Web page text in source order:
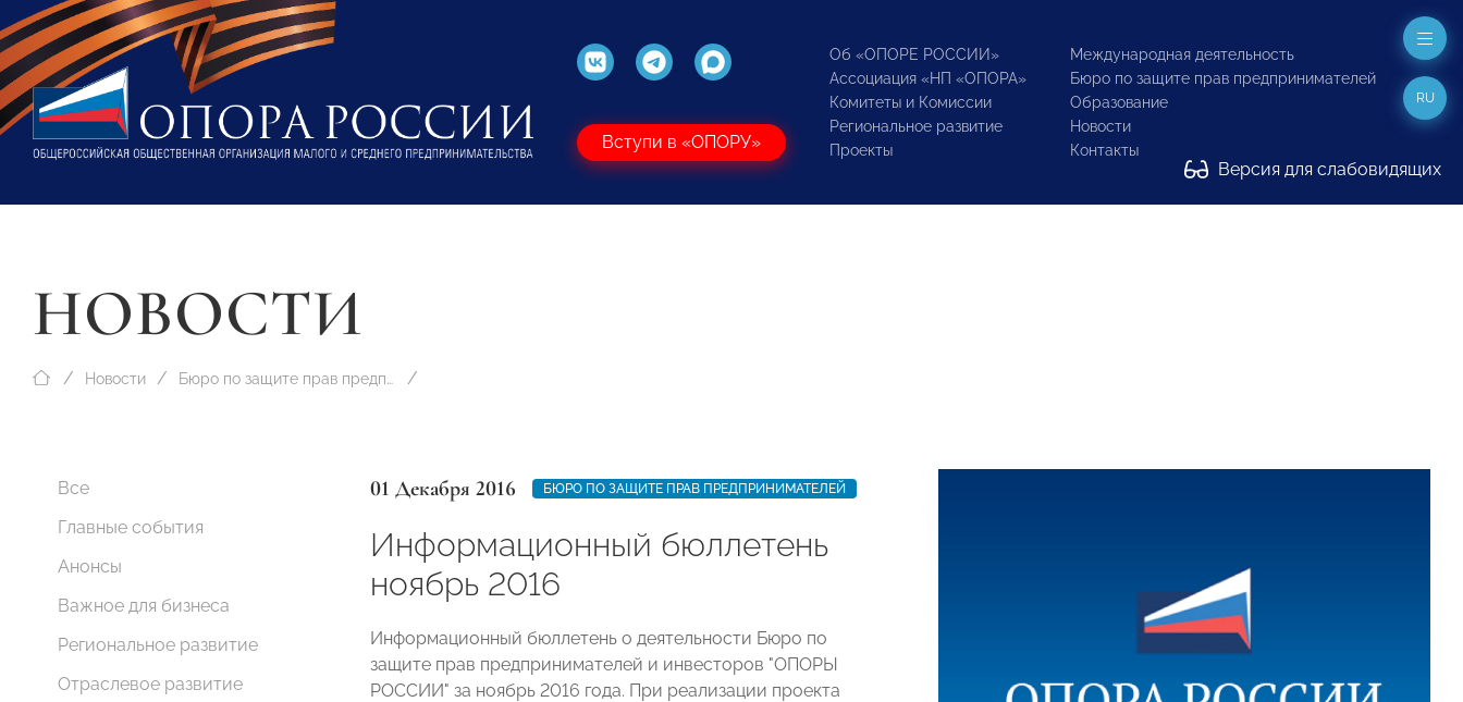
Вступи в «ОПОРУ»
Об «ОПОРЕ РОССИИ»
Ассоциация «НП «ОПОРА»
Комитеты и Комиссии
Региональное развитие
Проекты
Международная деятельность
Бюро по защите прав предпринимателей
Образование
Новости
Контакты
Версия для слабовидящих
RU
НОВОСТИ
Новости Бюро по защите прав предпринимателей
Все
Главные события
Анонсы
Важное для бизнеса
Региональное развитие
Отраслевое развитие
01 Декабря 2016 БЮРО ПО ЗАЩИТЕ ПРАВ ПРЕДПРИНИМАТЕЛЕЙ
Информационный бюллетень
ноябрь 2016
Информационный бюллетень о деятельности Бюро по
защите прав предпринимателей и инвесторов "ОПОРЫ
РОССИИ" за ноябрь 2016 года. При реализации проекта